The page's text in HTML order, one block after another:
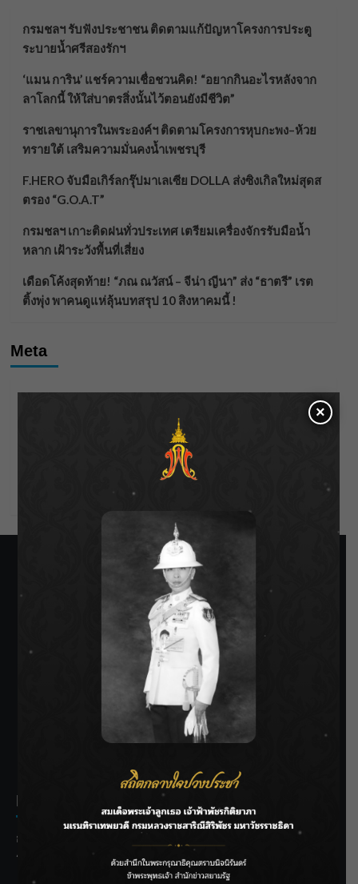
กรมชลฯ รับฟังประชาชน ติดตามแก้ปัญหาโครงการประตู
ระบายน้ำศรีสองรักฯ
‘แมน การิน’ แชร์ความเชื่อชวนคิด! “อยากกินอะไรหลังจาก
ลาโลกนี้ ให้ใส่บาตรสิ่งนั้นไว้ตอนยังมีชีวิต”
ราชเลขานุการในพระองค์ฯ ติดตามโครงการหุบกะพง–ห้วย
ทรายใต้ เสริมความมั่นคงน้ำเพชรบุรี
F.HERO จับมือเกิร์ลกรุ๊ปมาเลเซีย DOLLA ส่งซิงเกิลใหม่สุดส
ตรอง “G.O.A.T”
กรมชลฯ เกาะติดฝนทั่วประเทศ เตรียมเครื่องจักรรับมือน้ำ
หลาก เฝ้าระวังพื้นที่เสี่ยง
เดือดโค้งสุดท้าย! “ภณ ณวัสน์ – จีน่า ญีนา” ส่ง “ธาตรี” เรต
ติ้งพุ่ง พาคนดูแห่ลุ้นบทสรุป 10 สิงหาคมนี้ !
Meta
SIAMRATH VARIETY
Recent Posts
กรมชลฯ รับฟังประชาชน ติดตามแก้ปัญหาโครงการประตู
ระบายน้ำศรีสองรักฯ
×